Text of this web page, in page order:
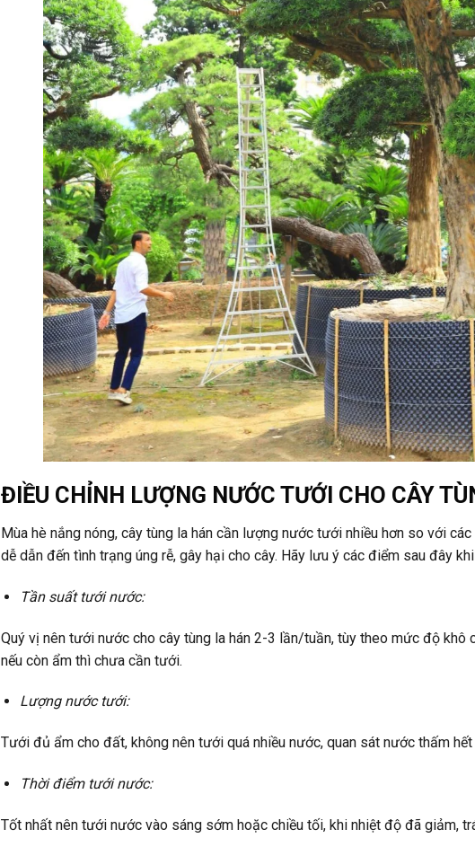
ĐIỀU CHỈNH LƯỢNG NƯỚC TƯỚI CHO CÂY
Mùa hè nắng nóng, cây tùng la hán cần lượng nước tưới nhiều hơn so với
dễ dẫn đến tình trạng úng rễ, gây hại cho cây. Hãy lưu ý các điểm sau đây
Tần suất tưới nước:
Quý vị nên tưới nước cho cây tùng la hán 2-3 lần/tuần, tùy theo mức độ
nếu còn ẩm thì chưa cần tưới.
Lượng nước tưới:
Tưới đủ ẩm cho đất, không nên tưới quá nhiều nước, quan sát nước thấm
Thời điểm tưới nước:
Tốt nhất nên tưới nước vào sáng sớm hoặc chiều tối, khi nhiệt độ đã giảm,